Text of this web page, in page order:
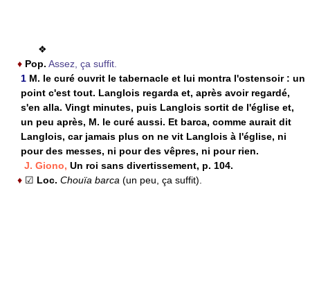
❖
♦ Pop. Assez, ça suffit.
1 M. le curé ouvrit le tabernacle et lui montra l'ostensoir : un
point c'est tout. Langlois regarda et, après avoir regardé,
s'en alla. Vingt minutes, puis Langlois sortit de l'église et,
un peu après, M. le curé aussi. Et barca, comme aurait dit
Langlois, car jamais plus on ne vit Langlois à l'église, ni
pour des messes, ni pour des vêpres, ni pour rien.
J. Giono, Un roi sans divertissement, p. 104.
♦ ☑ Loc. Chouïa barca (un peu, ça suffit).